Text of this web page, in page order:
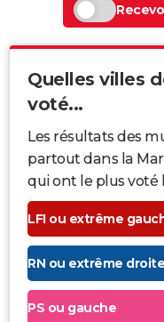
Quelles villes
voté...
Les résultats des
partout dans la
qui ont le plus voté
LFI ou extrême
RN ou extrême droite
PS ou gauche